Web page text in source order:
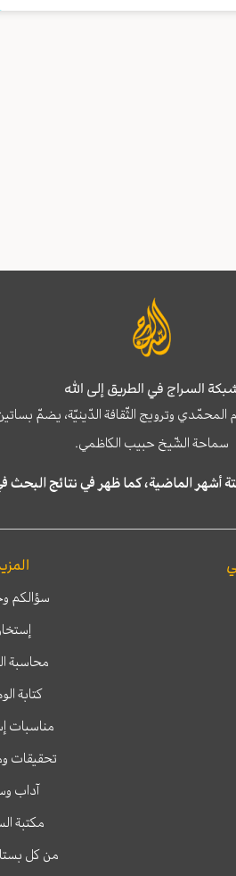
السراج في الطريق إلى الله
المحمّدي وترويج الثّقافة الدّينيّة، يضمّ
سماحة الشّيخ حبيب الكاظمي.
سؤالكم
محاسبة
كتابة
مناسبات
تحقيقات
آداب
مكتبة
من كل